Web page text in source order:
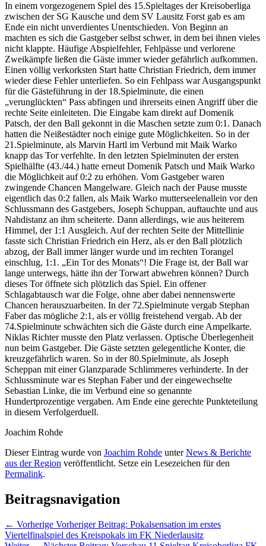
In einem vorgezogenem Spiel des 15.Spieltages der Kreisoberliga
zwischen der SG Kausche und dem SV Lausitz Forst gab es am
Ende ein nicht unverdientes Unentschieden. Von Beginn an
machten es sich die Gastgeber selbst schwer, in dem bei ihnen vieles
nicht klappte. Häufige Abspielfehler, Fehlpässe und verlorene
Zweikämpfe ließen die Gäste immer wieder gefährlich aufkommen.
Einen völlig verkorksten Start hatte Christian Friedrich, dem immer
wieder diese Fehler unterliefen. So ein Fehlpass war Ausgangspunkt
für die Gästeführung in der 18.Spielminute, die einen
„verunglückten“ Pass abfingen und ihrerseits einen Angriff über die
rechte Seite einleiteten. Die Eingabe kam direkt auf Domenik
Patsch, der den Ball gekonnt in die Maschen setzte zum 0:1. Danach
hatten die Neißestädter noch einige gute Möglichkeiten. So in der
21.Spielminute, als Marvin Hartl im Verbund mit Maik Warko
knapp das Tor verfehlte. In den letzten Spielminuten der ersten
Spielhälfte (43./44.) hatte erneut Domenik Patsch und Maik Warko
die Möglichkeit auf 0:2 zu erhöhen. Vom Gastgeber waren
zwingende Chancen Mangelware. Gleich nach der Pause musste
eigentlich das 0:2 fallen, als Maik Warko mutterseelenallein vor den
Schlussmann des Gastgebers, Joseph Schuppan, auftauchte und aus
Nahdistanz an ihm scheiterte. Dann allerdings, wie aus heiterem
Himmel, der 1:1 Ausgleich. Auf der rechten Seite der Mittellinie
fasste sich Christian Friedrich ein Herz, als er den Ball plötzlich
abzog, der Ball immer länger wurde und im rechten Torangel
einschlug, 1:1. „Ein Tor des Monats“! Die Frage ist, der Ball war
lange unterwegs, hätte ihn der Torwart abwehren können? Durch
dieses Tor öffnete sich plötzlich das Spiel. Ein offener
Schlagabtausch war die Folge, ohne aber dabei nennenswerte
Chancen herauszuarbeiten. In der 72.Spielminute vergab Stephan
Faber das mögliche 2:1, als er völlig freistehend vergab. Ab der
74.Spielminute schwächten sich die Gäste durch eine Ampelkarte.
Niklas Richter musste den Platz verlassen. Optische Überlegenheit
nun beim Gastgeber. Die Gäste setzten gelegentliche Konter, die
kreuzgefährlich waren. So in der 80.Spielminute, als Joseph
Scheppan mit einer Glanzparade Schlimmeres verhinderte. In der
Schlussminute war es Stephan Faber und der eingewechselte
Sebastian Linke, die im Verbund eine so genannte
Hundertprozentige vergaben. Am Ende eine gerechte Punkteteilung
in diesem Verfolgerduell.
Joachim Rohde
Dieser Eintrag wurde von Joachim Rohde unterNews & Berichte
aus der Region veröffentlicht. Setze ein Lesezeichen für den
Permalink.
Beitragsnavigation
← Vorherige Vorheriger Beitrag: Pokalsensation im erstes
Viertelfinalspiel des Kreispokals im FK Niederlausitz